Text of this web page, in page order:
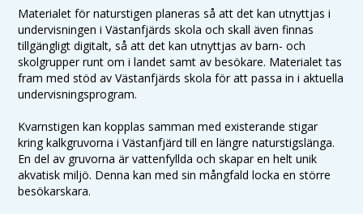
Materialet för naturstigen planeras så att det kan utnyttjas i
undervisningen i Västanfjärds skola och skall även finnas
tillgängligt digitalt, så att det kan utnyttjas av barn- och
skolgrupper runt om i landet samt av besökare. Materialet tas
fram med stöd av Västanfjärds skola för att passa in i aktuella
undervisningsprogram.
Kvarnstigen kan kopplas samman med existerande stigar
kring kalkgruvorna i Västanfjärd till en längre naturstigslänga.
En del av gruvorna är vattenfyllda och skapar en helt unik
akvatisk miljö. Denna kan med sin mångfald locka en större
besökarskara.